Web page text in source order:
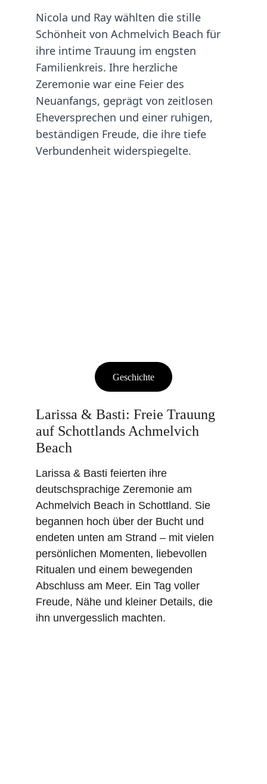
Nicola und Ray wählten die stille
Schönheit von Achmelvich Beach für
ihre intime Trauung im engsten
Familienkreis. Ihre herzliche
Zeremonie war eine Feier des
Neuanfangs, geprägt von zeitlosen
Eheversprechen und einer ruhigen,
beständigen Freude, die ihre tiefe
Verbundenheit widerspiegelte.
Geschichte
Larissa & Basti: Freie Trauung
auf Schottlands Achmelvich
Beach
Larissa & Basti feierten ihre
deutschsprachige Zeremonie am
Achmelvich Beach in Schottland. Sie
begannen hoch über der Bucht und
endeten unten am Strand – mit vielen
persönlichen Momenten, liebevollen
Ritualen und einem bewegenden
Abschluss am Meer. Ein Tag voller
Freude, Nähe und kleiner Details, die
ihn unvergesslich machten.